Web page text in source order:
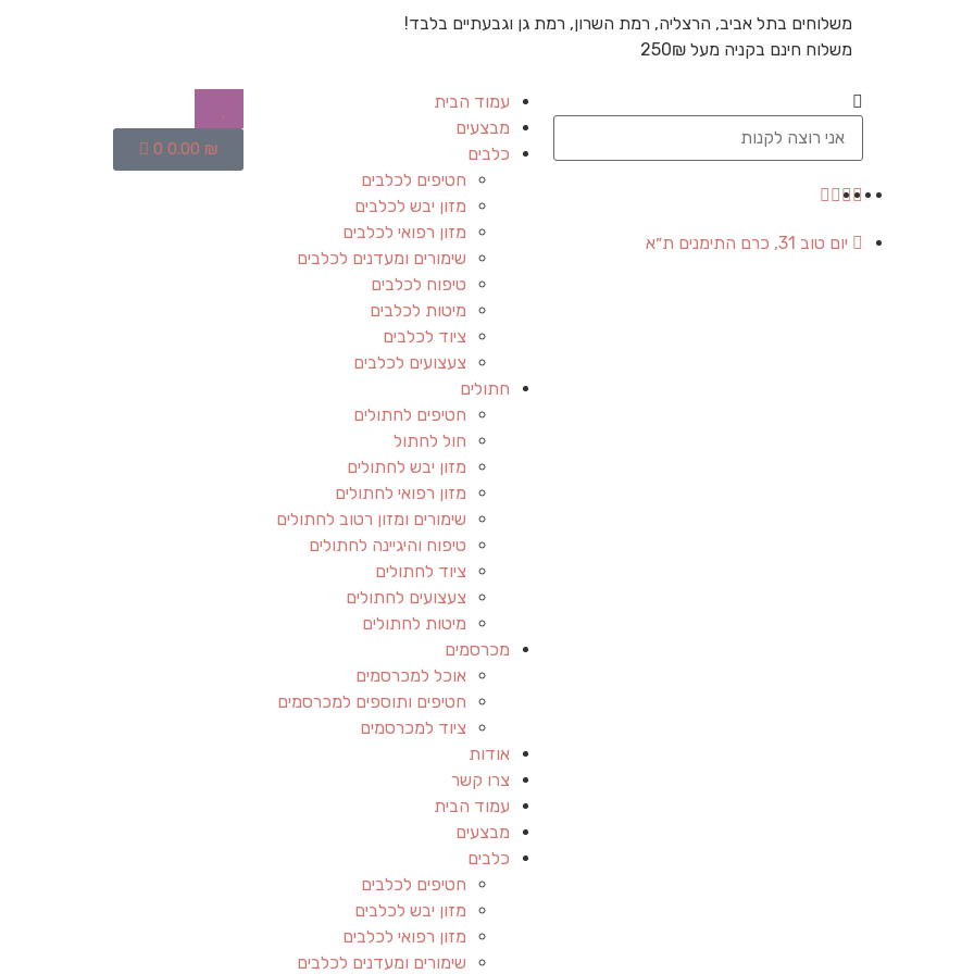
משלוחים בתל אביב, הרצליה, רמת השרון, רמת גן וגבעתיים בלבד!
משלוח חינם בקניה מעל 250₪
יום טוב 31, כרם התימנים ת״א
עמוד הבית
מבצעים
כלבים
חטיפים לכלבים
מזון יבש לכלבים
מזון רפואי לכלבים
שימורים ומעדנים לכלבים
טיפוח לכלבים
מיטות לכלבים
ציוד לכלבים
צעצועים לכלבים
חתולים
חטיפים לחתולים
חול לחתול
מזון יבש לחתולים
מזון רפואי לחתולים
שימורים ומזון רטוב לחתולים
טיפוח והיגיינה לחתולים
ציוד לחתולים
צעצועים לחתולים
מיטות לחתולים
מכרסמים
אוכל למכרסמים
חטיפים ותוספים למכרסמים
ציוד למכרסמים
אודות
צרו קשר
עמוד הבית
מבצעים
כלבים
חטיפים לכלבים
מזון יבש לכלבים
מזון רפואי לכלבים
שימורים ומעדנים לכלבים
0.00 ₪
0